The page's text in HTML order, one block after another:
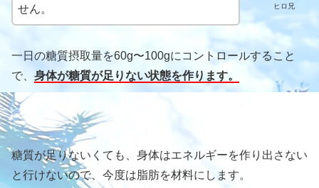
ヒロ兄
せん。
一日の糖質摂取量を60g〜100gにコントロールすること
で、 身体が糖質が足りない状態を作ります。
糖質が足りないくても、身体はエネルギーを作り出さない
と行けないので、今度は脂肪を材料にします。